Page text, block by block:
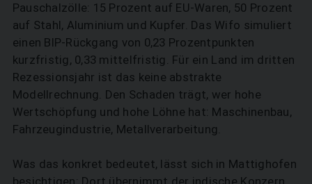
Pauschalzölle: 15 Prozent auf EU-Waren, 50 ­Prozent
auf Stahl, Aluminium und Kupfer. Das Wifo simuliert
einen BIP-Rückgang von 0,23 Prozentpunkten
kurzfristig, 0,33 mittelfristig. Für ein Land im dritten
Rezessionsjahr ist das keine abstrakte
Modellrechnung. Den Schaden trägt, wer hohe
Wertschöpfung und hohe Löhne hat: Maschinenbau,
Fahrzeugindustrie, Metallverarbeitung.
Was das konkret bedeutet, lässt sich in Mattighofen